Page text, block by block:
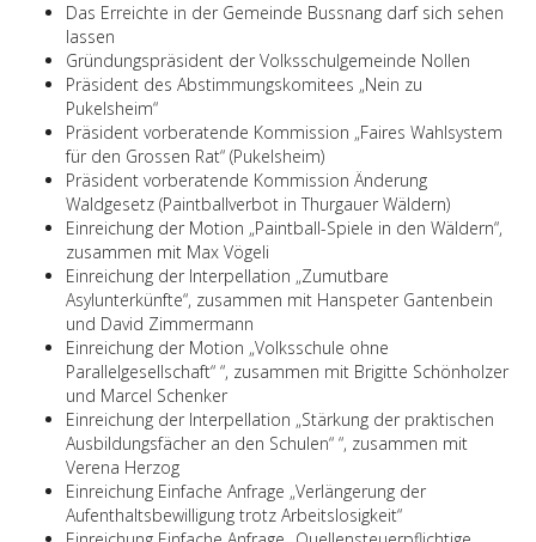
Das Erreichte in der Gemeinde Bussnang darf sich sehen
lassen
Gründungspräsident der Volksschulgemeinde Nollen
Präsident des Abstimmungskomitees „Nein zu
Pukelsheim“
Präsident vorberatende Kommission „Faires Wahlsystem
für den Grossen Rat“ (Pukelsheim)
Präsident vorberatende Kommission Änderung
Waldgesetz (Paintballverbot in Thurgauer Wäldern)
Einreichung der Motion „Paintball-Spiele in den Wäldern“,
zusammen mit Max Vögeli
Einreichung der Interpellation „Zumutbare
Asylunterkünfte“, zusammen mit Hanspeter Gantenbein
und David Zimmermann
Einreichung der Motion „Volksschule ohne
Parallelgesellschaft“ “, zusammen mit Brigitte Schönholzer
und Marcel Schenker
Einreichung der Interpellation „Stärkung der praktischen
Ausbildungsfächer an den Schulen“ “, zusammen mit
Verena Herzog
Einreichung Einfache Anfrage „Verlängerung der
Aufenthaltsbewilligung trotz Arbeitslosigkeit“